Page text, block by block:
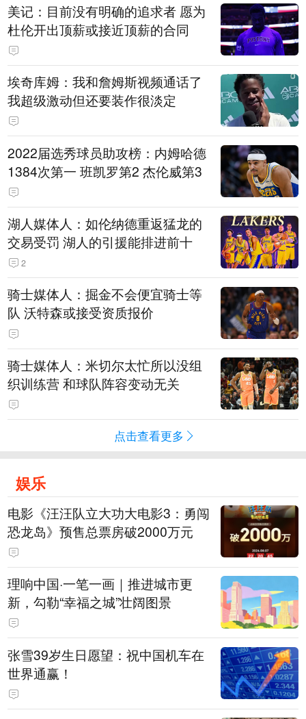
美记：目前没有明确的追求者 愿为
杜伦开出顶薪或接近顶薪的合同
埃奇库姆：我和詹姆斯视频通话了
我超级激动但还要装作很淡定
2022届选秀球员助攻榜：内姆哈德
1384次第一 班凯罗第2 杰伦威第3
湖人媒体人：如伦纳德重返猛龙的
交易受罚 湖人的引援能排进前十
2
骑士媒体人：掘金不会便宜骑士等
队 沃特森或接受资质报价
骑士媒体人：米切尔太忙所以没组
织训练营 和球队阵容变动无关
点击查看更多
娱乐
电影《汪汪队立大功大电影3：勇闯
恐龙岛》预售总票房破2000万元
理响中国·一笔一画｜推进城市更
新，勾勒“幸福之城”壮阔图景
张雪39岁生日愿望：祝中国机车在
世界通赢！